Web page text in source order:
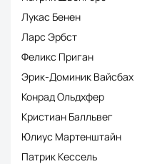
Лукас Бенен
Ларс Эрбст
Феликс Приган
Эрик-Доминик Вайсбах
Конрад Ольдхфер
Кристиан Балльвег
Юлиус Мартенштайн
Патрик Кессель